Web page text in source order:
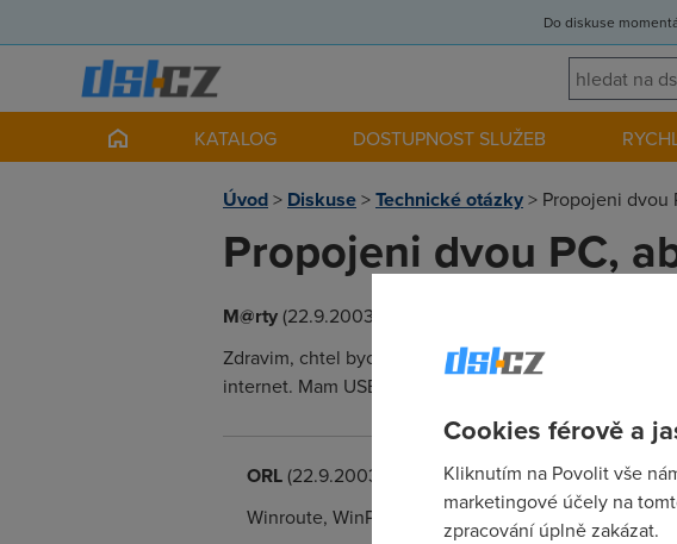
Do diskuse
KATALOG DOSTUPNOST SLUŽEB
Úvod> Diskuse>Technické otázky> Propojeni dvou
Propojeni dvou PC,
M@rty(22.9.2003 10:00:29)
Zdravim, chtel bych se zeptat, jaka je nejjednodussi
internet. Mam USB modem a v obou pocitacich je
ORL(22.9.2003 12:38:38)
Winroute, WinProxy, Proxy+ nějaký SW router a
Cookies férově a
Kliknutím na Povolit vše
marketingové účely na
zpracování úplně zakázat.